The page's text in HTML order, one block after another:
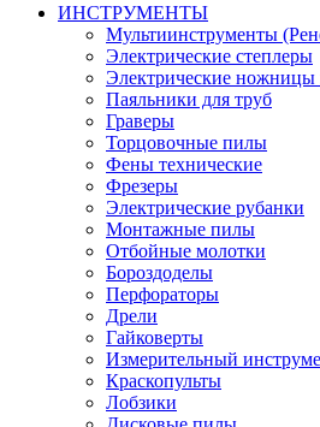
ИНСТРУМЕНТЫ
Мультиинструменты
Электрические степлеры
Электрические ножницы
Паяльники для труб
Граверы
Торцовочные пилы
Фены технические
Фрезеры
Электрические рубанки
Монтажные пилы
Отбойные молотки
Бороздоделы
Перфораторы
Дрели
Гайковерты
Измерительный
Краскопульты
Лобзики